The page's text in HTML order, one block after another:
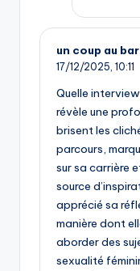
un coup au bar
17/12/2025, 10:11
Quelle
révèle une
brisent les
parcours,
sur sa carrière
source
apprécié sa
manière dont
aborder des
sexualité